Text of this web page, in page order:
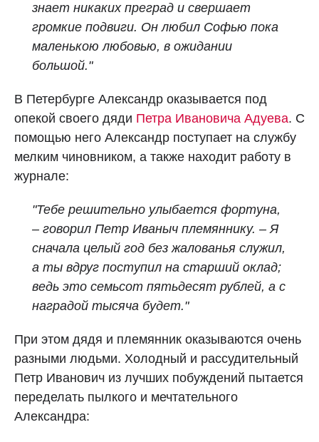
знает никаких преград и свершает
громкие подвиги. Он любил Софью пока
маленькою любовью, в ожидании
большой."
В Петербурге Александр оказывается под
опекой своего дяди Петра Ивановича Адуева. С
помощью него Александр поступает на службу
мелким чиновником, а также находит работу в
журнале:
"Тебе решительно улыбается фортуна,
– говорил Петр Иваныч племяннику. – Я
сначала целый год без жалованья служил,
а ты вдруг поступил на старший оклад;
ведь это семьсот пятьдесят рублей, а с
наградой тысяча будет."
При этом дядя и племянник оказываются очень
разными людьми. Холодный и рассудительный
Петр Иванович из лучших побуждений пытается
переделать пылкого и мечтательного
Александра: